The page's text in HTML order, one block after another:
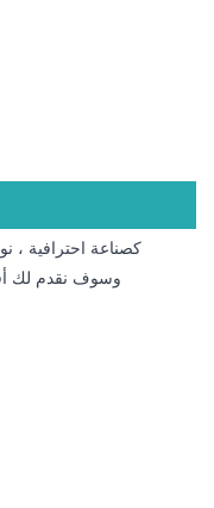
كصناعة احترافية ،
وسوف نقدم لك